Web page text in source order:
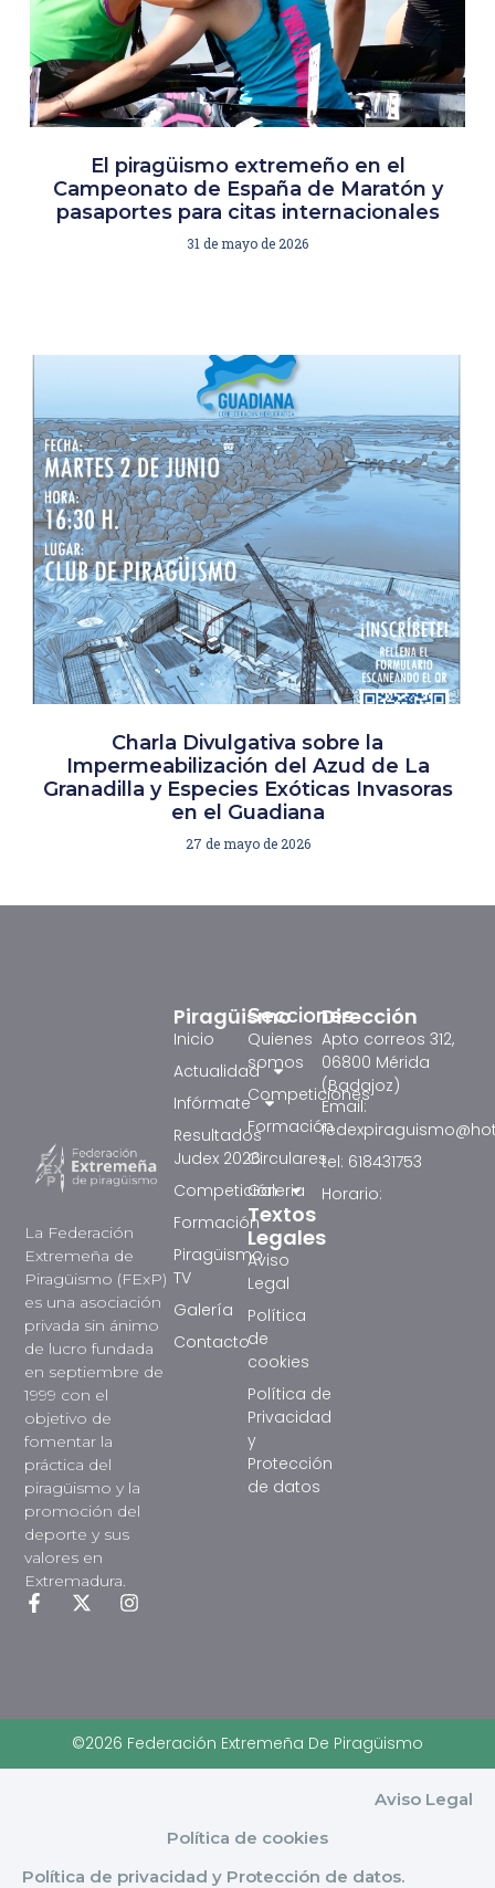
El piragüismo extremeño en el
Campeonato de España de Maratón y
pasaportes para citas internacionales
31 de mayo de 2026
Charla Divulgativa sobre la
Impermeabilización del Azud de La
Granadilla y Especies Exóticas Invasoras
en el Guadiana
27 de mayo de 2026
La Federación
Extremeña de
Piragüismo (FExP)
es una asociación
privada sin ánimo
de lucro fundada
en septiembre de
1999 con el
objetivo de
fomentar la
práctica del
piragüismo y la
promoción del
deporte y sus
valores en
Extremadura.
Secciones
Quienes
somos
Competiciones
Formación
Circulares
Galeria
Textos
Legales
Aviso
Legal
Política
de
cookies
Política de
Privacidad
y
Protección
de datos
Piragüismo
Inicio
Actualidad
Infórmate
Resultados
Judex 2026
Competición
Formación
Piragüismo
TV
Galería
Contacto
Dirección
Apto correos 312,
06800 Mérida
(Badajoz)
Email:
tel: 618431753
Horario:
©2026 Federación Extremeña De Piragüismo
Aviso Legal
Política de cookies
Política de privacidad y Protección de datos.